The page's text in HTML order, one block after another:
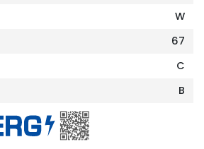
W
67
C
B